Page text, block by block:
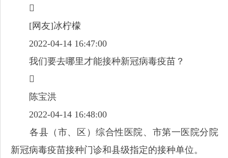

[网友]冰柠檬
2022-04-14 16:47:00
我们要去哪里才能接种新冠病毒疫苗？

陈宝洪
2022-04-14 16:48:00
各县（市、区）综合性医院、市第一医院分院
新冠病毒疫苗接种门诊和县级指定的接种单位。